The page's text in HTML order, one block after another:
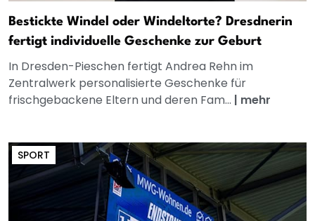
Bestickte Windel oder Windeltorte? Dresdnerin
fertigt individuelle Geschenke zur Geburt
In Dresden-Pieschen fertigt Andrea Rehn im
Zentralwerk personalisierte Geschenke für
frischgebackene Eltern und deren Fam... | mehr
SPORT